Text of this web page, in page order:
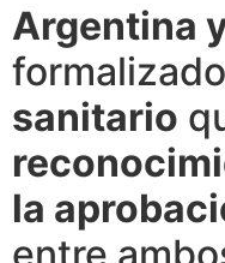
Argentina
sanitario
la